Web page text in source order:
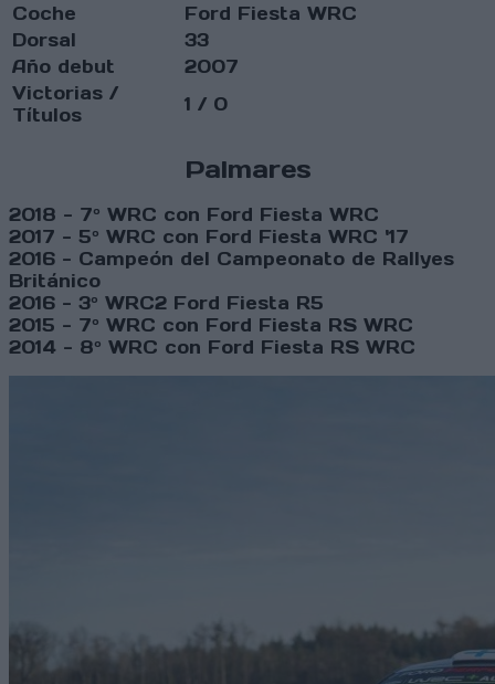
Coche
Ford Fiesta WRC
Dorsal
33
Año debut
2007
Victorias /
Títulos
1 / 0
Palmares
2018 - 7º WRC con Ford Fiesta WRC
2017 - 5º WRC con Ford Fiesta WRC '17
2016 - Campeón del Campeonato de Rallyes
Británico
2016 - 3º WRC2 Ford Fiesta R5
2015 - 7º WRC con Ford Fiesta RS WRC
2014 - 8º WRC con Ford Fiesta RS WRC